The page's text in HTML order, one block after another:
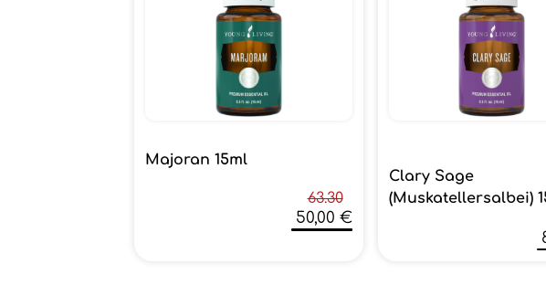
Majoran 15ml
63.30
50,00 €
Clary Sage
(Muskatellersalbei)